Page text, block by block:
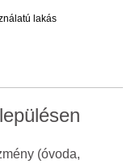
lakás
(óvoda,